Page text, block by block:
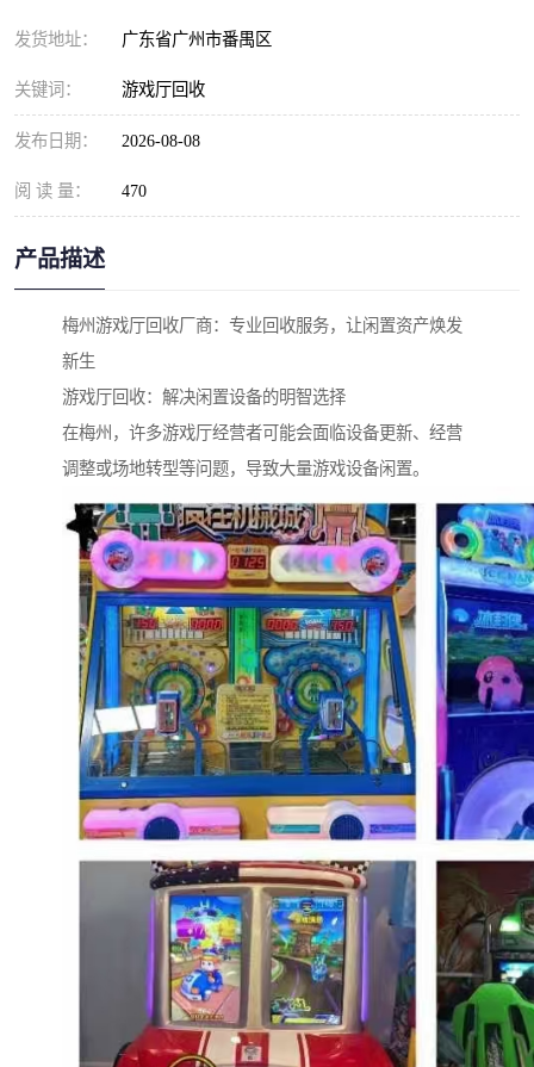
发货地址： 广东省广州市番禺区
关键词： 游戏厅回收
发布日期： 2026-08-08
阅 读 量： 470
产品描述
梅州游戏厅回收厂商：专业回收服务，让闲置资产焕发
新生
游戏厅回收：解决闲置设备的明智选择
在梅州，许多游戏厅经营者可能会面临设备更新、经营
调整或场地转型等问题，导致大量游戏设备闲置。